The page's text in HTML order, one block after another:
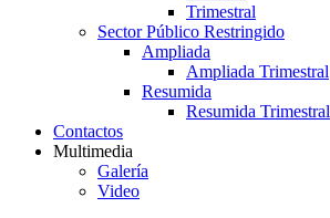
Trimestral
Sector Público Restringido
Ampliada
Ampliada Trimestral
Resumida
Resumida Trimestral
Contactos
Multimedia
Galería
Video